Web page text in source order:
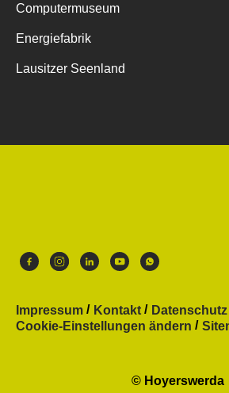
Computermuseum
Energiefabrik
Lausitzer Seenland
Impressum Kontakt
Datenschutz
Cookie-Einstellungen ändern
© Hoyerswerda